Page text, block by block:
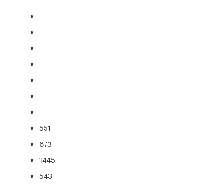
551
673
1445
543